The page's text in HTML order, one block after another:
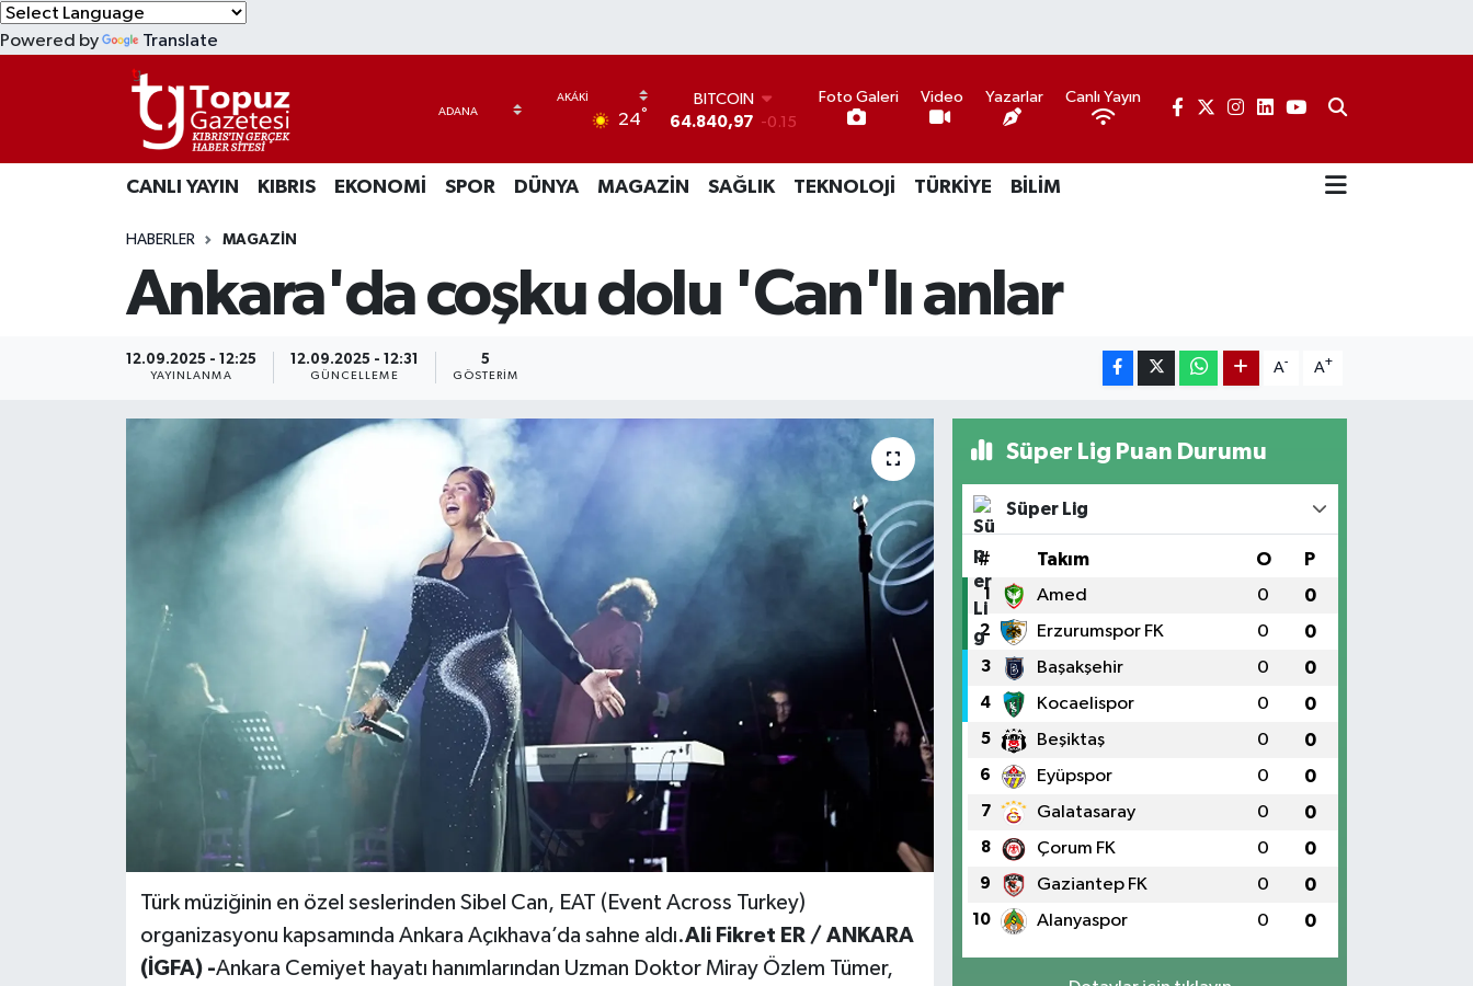
Powered by Translate
24°
DOLAR
47,7436
0.18
55,2510 0.32
STERLİN
BİST100
13.779
-14
Foto Galeri Video Yazarlar Canlı Yayın
CANLI YAYIN KIBRIS EKONOMİ SPOR DÜNYA MAGAZİN SAĞLIK TEKNOLOJİ TÜRKİYE BİLİM
HABERLER MAGAZİN
Ankara'da coşku dolu 'Can'lı anlar
12.09.2025 - 12:25
YAYINLANMA
12.09.2025 - 12:31
GÜNCELLEME
5
GÖSTERIM
A- A+
Türk müziğinin en özel seslerinden Sibel Can, EAT (Event Across Turkey)
organizasyonu kapsamında Ankara Açıkhava’da sahne aldı.Ali Fikret ER / ANKARA
(İGFA) -Ankara Cemiyet hayatı hanımlarından Uzman Doktor Miray Özlem Tümer,
Süper Lig Puan Durumu
Süper Lig
# Takım O P
1 Amed 0 0
2 Erzurumspor FK 0 0
3 Başakşehir 0 0
4 Kocaelispor 0 0
5 Beşiktaş 0 0
6 Eyüpspor 0 0
7 Galatasaray 0 0
8 Çorum FK 0 0
9 Gaziantep FK 0 0
10 Alanyaspor 0 0
EKONOMİ
MAGAZİN
SAĞLIK
TEKNOLOJİ
Lefkoşa Nöbetçi Eczaneler
Lefkoşa Hava Durumu
Lefkoşa Trafik Yoğunluk Haritası
Süper Lig Puan Durumu ve Fikstür
Tüm Manşetler
Son Dakika Haberleri
Haber Arşivi